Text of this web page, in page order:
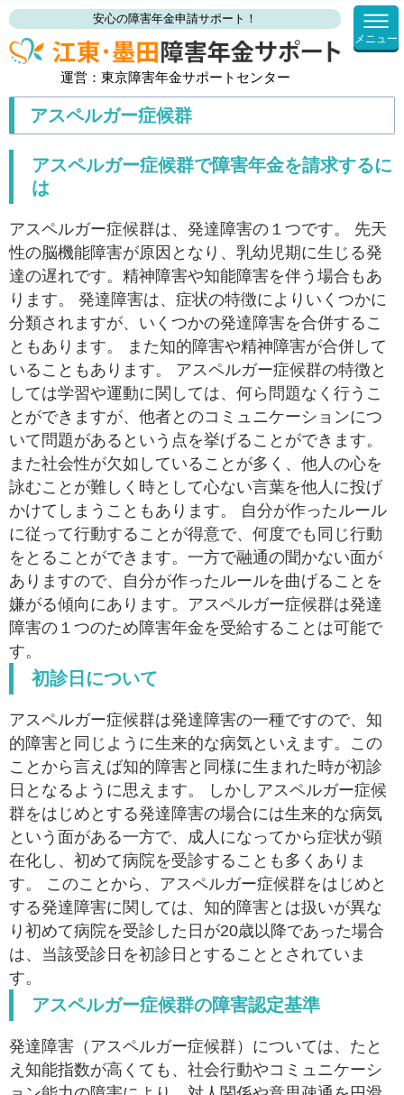
安心の障害年金申請サポート！
運営：東京障害年金サポートセンター
メニュー
アスペルガー症候群
アスペルガー症候群で障害年金を請求するに
は
アスペルガー症候群は、発達障害の１つです。 先天
性の脳機能障害が原因となり、乳幼児期に生じる発
達の遅れです。精神障害や知能障害を伴う場合もあ
ります。 発達障害は、症状の特徴によりいくつかに
分類されますが、いくつかの発達障害を合併するこ
ともあります。 また知的障害や精神障害が合併して
いることもあります。 アスペルガー症候群の特徴と
しては学習や運動に関しては、何ら問題なく行うこ
とができますが、他者とのコミュニケーションにつ
いて問題があるという点を挙げることができます。
また社会性が欠如していることが多く、他人の心を
詠むことが難しく時として心ない言葉を他人に投げ
かけてしまうこともあります。 自分が作ったルール
に従って行動することが得意で、何度でも同じ行動
をとることができます。一方で融通の聞かない面が
ありますので、自分が作ったルールを曲げることを
嫌がる傾向にあります。アスペルガー症候群は発達
障害の１つのため障害年金を受給することは可能で
す。
初診日について
アスペルガー症候群は発達障害の一種ですので、知
的障害と同じように生来的な病気といえます。この
ことから言えば知的障害と同様に生まれた時が初診
日となるように思えます。 しかしアスペルガー症候
群をはじめとする発達障害の場合には生来的な病気
という面がある一方で、成人になってから症状が顕
在化し、初めて病院を受診することも多くありま
す。 このことから、アスペルガー症候群をはじめと
する発達障害に関しては、知的障害とは扱いが異な
り初めて病院を受診した日が20歳以降であった場合
は、当該受診日を初診日とすることとされていま
す。
アスペルガー症候群の障害認定基準
発達障害（アスペルガー症候群）については、たと
え知能指数が高くても、社会行動やコミュニケーシ